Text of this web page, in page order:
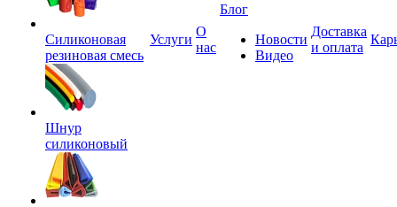
Силиконовая
резиновая смесь
Шнур
силиконовый
Услуги
О
нас
Блог
Новости
Видео
Доставка
и оплата